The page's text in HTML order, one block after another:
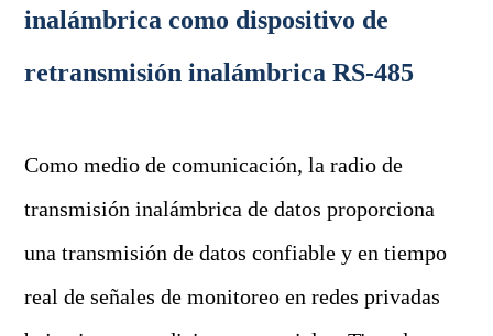
inalámbrica como dispositivo de
retransmisión inalámbrica RS-485
Como medio de comunicación, la radio de
transmisión inalámbrica de datos proporciona
una transmisión de datos confiable y en tiempo
real de señales de monitoreo en redes privadas